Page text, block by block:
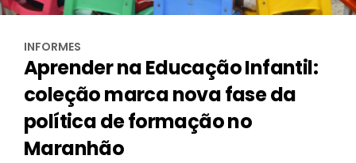
INFORMES
Aprender na Educação Infantil:
coleção marca nova fase da
política de formação no
Maranhão